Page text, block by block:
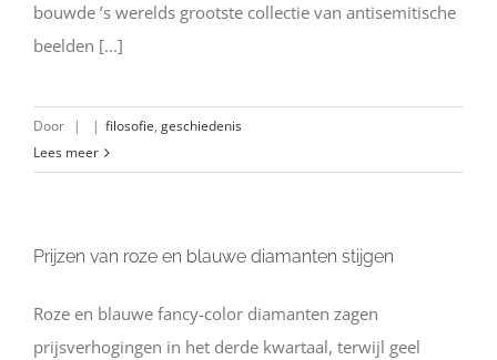
bouwde ’s werelds grootste collectie van antisemitische
beelden [...]
Door | | filosofie, geschiedenis
Lees meer
Prijzen van roze en blauwe diamanten stijgen
Roze en blauwe fancy-color diamanten zagen
prijsverhogingen in het derde kwartaal, terwijl geel